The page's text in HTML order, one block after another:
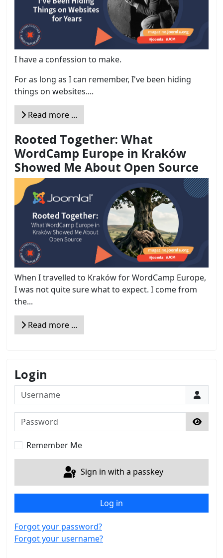
I have a confession to make.
For as long as I can remember, I've been hiding
things on websites....
Read more …
Rooted Together: What
WordCamp Europe in Kraków
Showed Me About Open Source
When I travelled to Kraków for WordCamp Europe,
I was not quite sure what to expect. I come from
the...
Read more …
Login
Username
Password
Show
Remember Me
Sign in with a passkey
Log in
Forgot your password?
Forgot your username?